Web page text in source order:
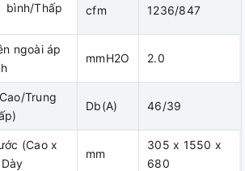
xoáy và giúp máy hoạt động êm ái, các
bảo vệ được tối ưu hóa để chịu được
model RNQ42-48M)
bình/Thấp
cfm 1236/847
ngoài áp
mmH2O 2.0
Trung
Db(A) 46/39
(Cao x
mm
305 x 1550 x
680